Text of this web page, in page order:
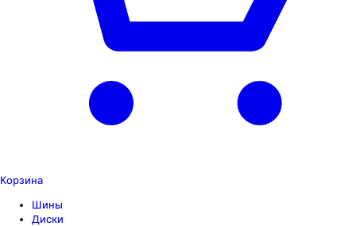
Корзина
Шины
Диски